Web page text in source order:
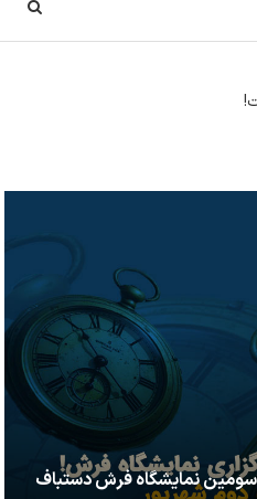
نمایشگاه فرش دستباف